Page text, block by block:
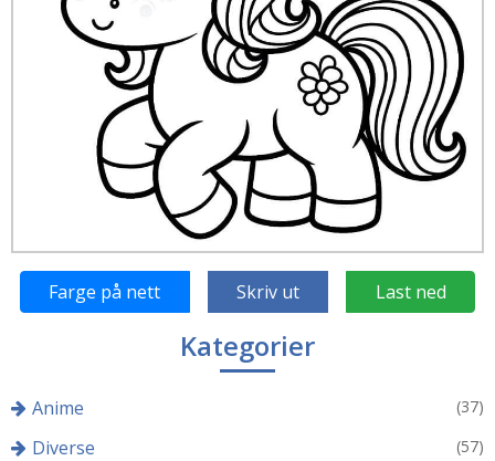
Farge på nett Skriv ut Last ned
Kategorier
Anime (37)
Diverse (57)